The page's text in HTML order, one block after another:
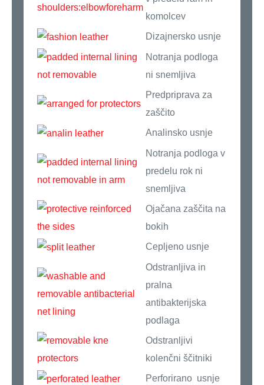
komolcev
Dizajnersko usnje
Notranja podloga
ni snemljiva
Predpriprava za
zaščito
Analinsko usnje
Notranja podloga v
predelu rok ni
snemljiva
Ojačana zaščita na
bokih
Cepljeno usnje
Odstranljiva in
pralna
antibakterijska
podlaga
Odstranljivi
kolenčni ščitniki
Perforirano usnje